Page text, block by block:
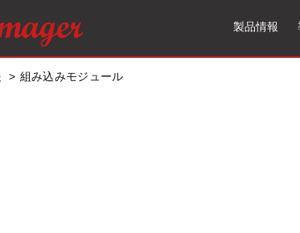
製品情報
組み込みモジュール